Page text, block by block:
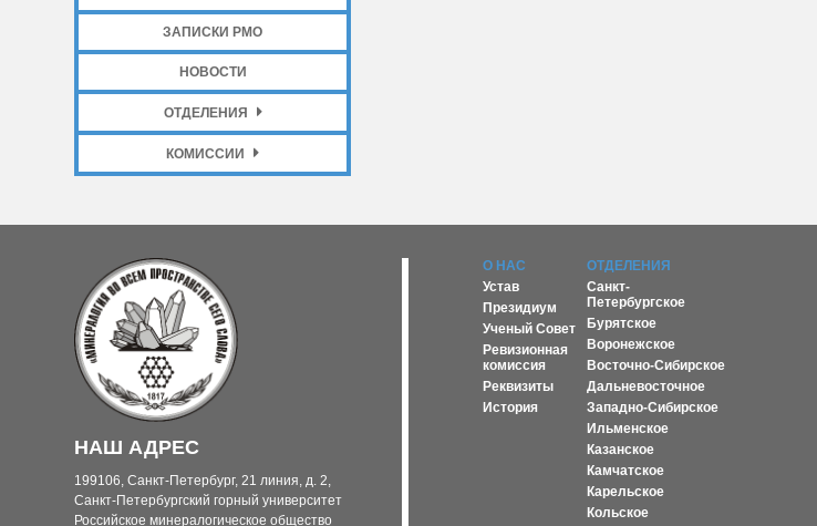
ЗАПИСКИ РМО
НОВОСТИ
ОТДЕЛЕНИЯ
КОМИССИИ
НАШ АДРЕС
199106, Санкт-Петербург, 21 линия, д. 2,
Санкт-Петербургский горный университет
Российское минералогическое общество
О НАС
Устав
Президиум
Ученый Совет
Ревизионная
комиссия
Реквизиты
История
ОТДЕЛЕНИЯ
Санкт-
Петербургское
Бурятское
Воронежское
Восточно-Сибирское
Дальневосточное
Западно-Сибирское
Ильменское
Казанское
Камчатское
Карельское
Кольское